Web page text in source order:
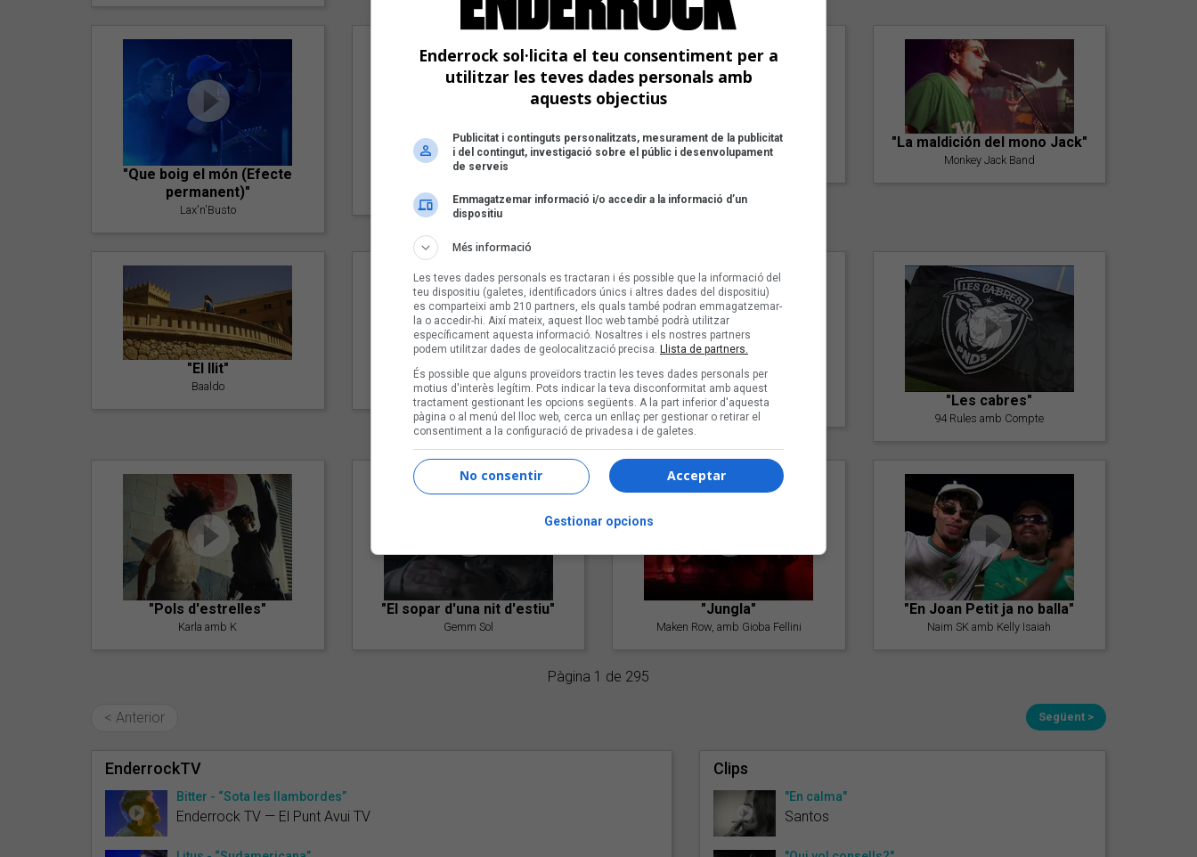
"Que boig el món (Efecte
permanent)"
Lax'n'Busto
"Amb tu"
"Postlude To A Kiss"
Goran Levi
"La maldición del mono Jack"
Monkey Jack Band
"El llit"
Baaldo
"Lo bueno y lo malo"
Carmen y María
"Posidònia"
Pep Álvarez amb Joan Muntaner
(Xanguito)
"Les cabres"
94 Rules amb Compte
"Pols d'estrelles"
Karla amb K
"El sopar d'una nit d'estiu"
Gemm Sol
"Jungla"
Maken Row, amb Gioba Fellini
"En Joan Petit ja no balla"
Naim SK amb Kelly Isaiah
Pàgina 1 de 295
< Anterior Següent >
EnderrockTV
Bitter - “Sota les llambordes”
Enderrock TV — El Punt Avui TV
Clips
"En calma"
Santos
Enderrock sol·licita el teu consentiment per a
utilitzar les teves dades personals amb
aquests objectius
Publicitat i continguts personalitzats, mesurament de la publicitat
i del contingut, investigació sobre el públic i desenvolupament
de serveis
Emmagatzemar informació i/o accedir a la informació d’un
dispositiu
Més informació
Les teves dades personals es tractaran i és possible que la informació del
teu dispositiu (galetes, identificadors únics i altres dades del dispositiu)
es comparteixi amb 210 partners, els quals també podran emmagatzemar-
la o accedir-hi. Així mateix, aquest lloc web també podrà utilitzar
específicament aquesta informació. Nosaltres i els nostres partners
podem utilitzar dades de geolocalització precisa. Llista de partners.
És possible que alguns proveïdors tractin les teves dades personals per
motius d'interès legítim. Pots indicar la teva disconformitat amb aquest
tractament gestionant les opcions següents. A la part inferior d'aquesta
pàgina o al menú del lloc web, cerca un enllaç per gestionar o retirar el
consentiment a la configuració de privadesa i de galetes.
Acceptar
No consentir
Gestionar opcions